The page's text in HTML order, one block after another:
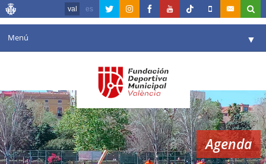
val es
Menú ▼
Agenda
Instal·lacions ▼
Comunicació ▼
Agenda